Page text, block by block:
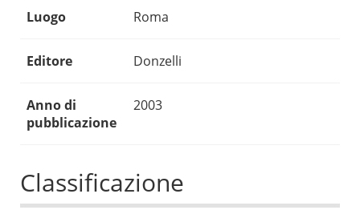
Luogo Roma
Editore Donzelli
Anno di
pubblicazione
2003
Classificazione